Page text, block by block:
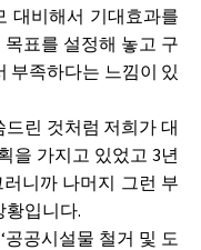
대비해서 기대효과를
표를 설정해 놓고 구
부족하다는 느낌이 있
드린 것처럼 저희가 대
을 가지고 있었고 3년
니까 나머지 그런 부
황입니다.
공공시설물 철거 및 도